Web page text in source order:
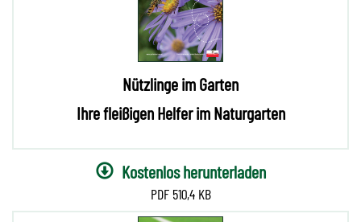
Nützlinge im Garten
Ihre fleißigen Helfer im Naturgarten
Kostenlos herunterladen
510,4 KB